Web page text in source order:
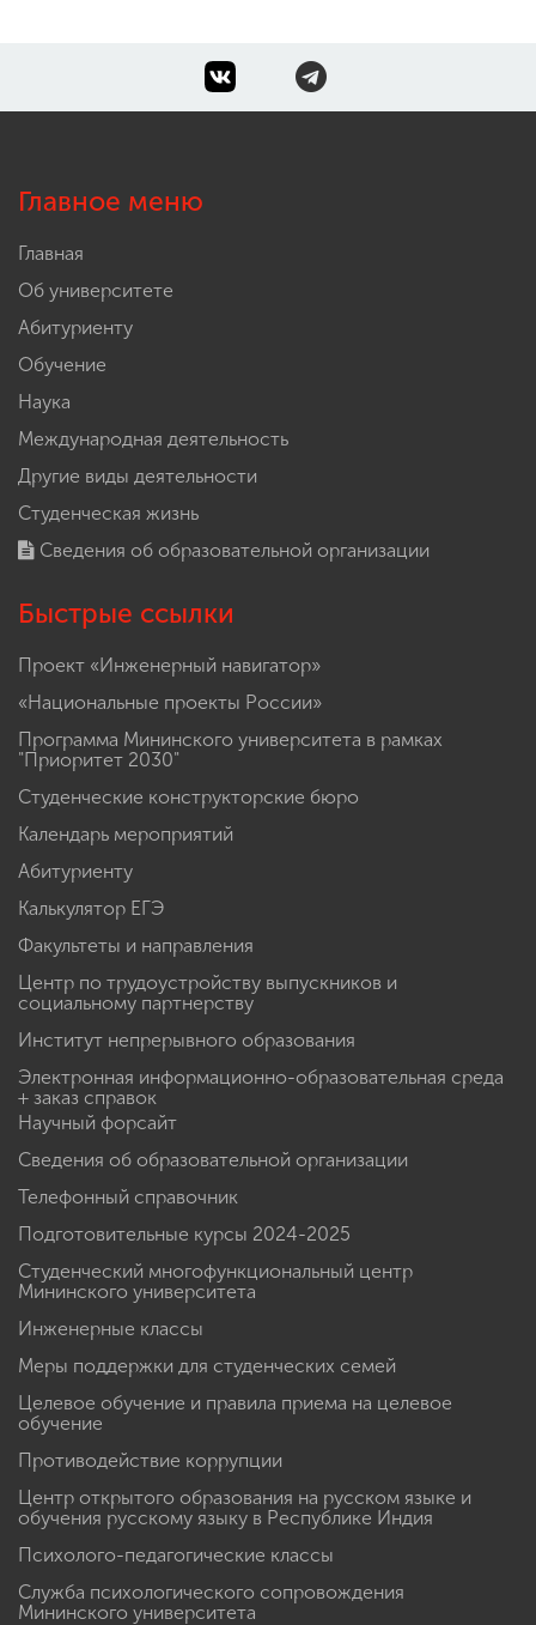
Главное меню
Главная
Об университете
Абитуриенту
Обучение
Наука
Международная деятельность
Другие виды деятельности
Студенческая жизнь
Сведения об образовательной организации
Быстрые ссылки
Проект «Инженерный навигатор»
«Национальные проекты России»
Программа Мининского университета в рамках
"Приоритет 2030"
Студенческие конструкторские бюро
Календарь мероприятий
Абитуриенту
Калькулятор ЕГЭ
Факультеты и направления
Центр по трудоустройству выпускников и
социальному партнерству
Институт непрерывного образования
Электронная информационно-образовательная среда
+ заказ справок
Научный форсайт
Сведения об образовательной организации
Телефонный справочник
Подготовительные курсы 2024-2025
Студенческий многофункциональный центр
Мининского университета
Инженерные классы
Меры поддержки для студенческих семей
Целевое обучение и правила приема на целевое
обучение
Противодействие коррупции
Центр открытого образования на русском языке и
обучения русскому языку в Республике Индия
Психолого-педагогические классы
Служба психологического сопровождения
Мининского университета